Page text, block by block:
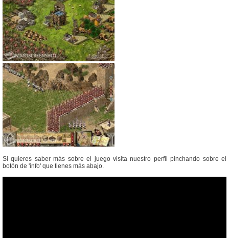
Si quieres saber más sobre el juego visita nuestro perfil pinchando sobre el
botón de 'info' que tienes más abajo.